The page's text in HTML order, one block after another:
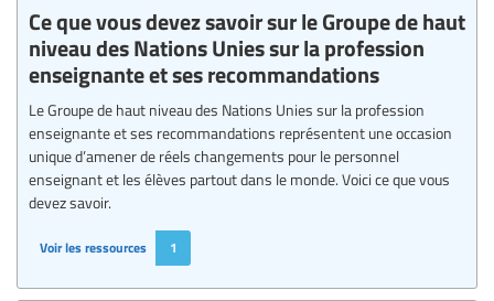
Ce que vous devez savoir sur le Groupe de haut
niveau des Nations Unies sur la profession
enseignante et ses recommandations
Le Groupe de haut niveau des Nations Unies sur la profession
enseignante et ses recommandations représentent une occasion
unique d’amener de réels changements pour le personnel
enseignant et les élèves partout dans le monde. Voici ce que vous
devez savoir.
Voir les ressources 1